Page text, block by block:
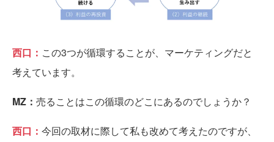
西口： この3つが循環することが、マーケティングだと
考えています。
MZ： 売ることはこの循環のどこにあるのでしょうか？
西口： 今回の取材に際して私も改めて考えたのですが、